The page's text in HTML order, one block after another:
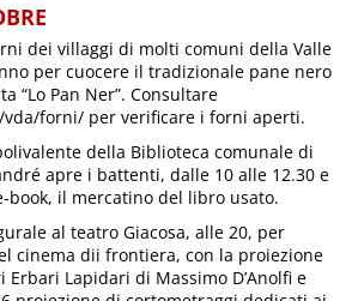
dei villaggi di molti comuni della Valle
per cuocere il tradizionale pane nero
“Lo Pan Ner”. Consultare
forni/ per verificare i forni aperti.
della Biblioteca comunale di
apre i battenti, dalle 10 alle 12.30 e
book, il mercatino del libro usato.
al teatro Giacosa, alle 20, per
cinema dii frontiera, con la proiezione
Lapidari di Massimo D’Anolfi e